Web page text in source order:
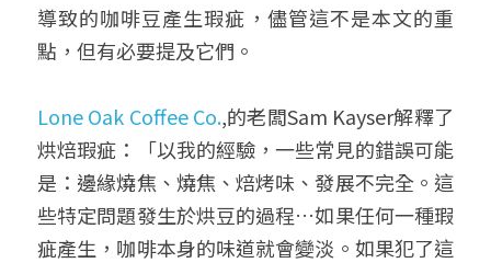
導致的咖啡豆產生瑕疵，儘管這不是本文的重
點，但有必要提及它們。
Lone Oak Coffee Co.,的老闆Sam Kayser解釋了
烘焙瑕疵：「以我的經驗，一些常見的錯誤可能
是：邊緣燒焦、燒焦、焙烤味、發展不完全。這
些特定問題發生於烘豆的過程…如果任何一種瑕
疵產生，咖啡本身的味道就會變淡。如果犯了這